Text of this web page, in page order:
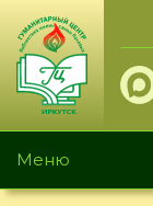
Перейти
основному
содержанию
Меню